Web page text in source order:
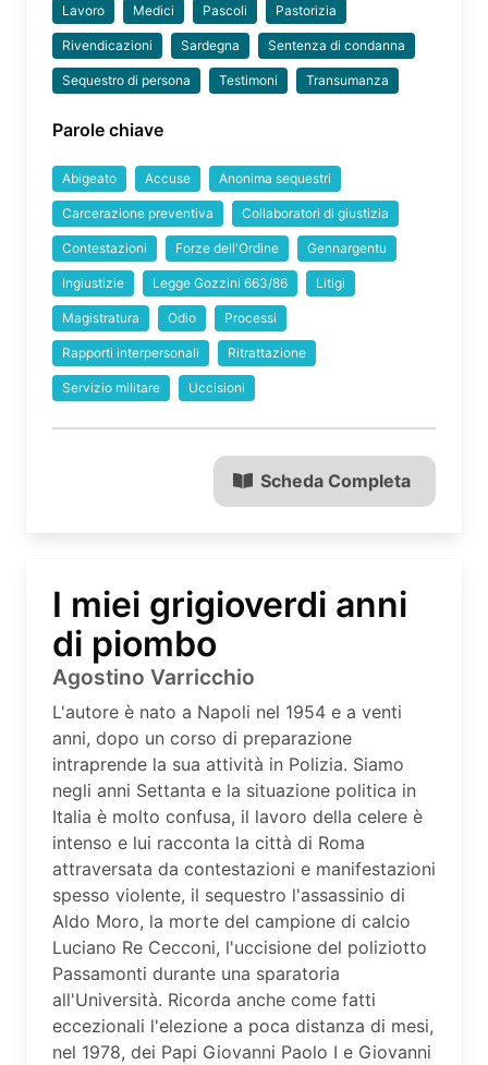
Lavoro Medici Pascoli Pastorizia
Rivendicazioni Sardegna Sentenza di condanna
Sequestro di persona Testimoni Transumanza
Parole chiave
Abigeato Accuse Anonima sequestri
Carcerazione preventiva Collaboratori di giustizia
Contestazioni Forze dell'Ordine Gennargentu
Ingiustizie Legge Gozzini 663/86 Litigi
Magistratura Odio Processi
Rapporti interpersonali Ritrattazione
Servizio militare Uccisioni
Scheda Completa
I miei grigioverdi anni
di piombo
Agostino Varricchio
L'autore è nato a Napoli nel 1954 e a venti
anni, dopo un corso di preparazione
intraprende la sua attività in Polizia. Siamo
negli anni Settanta e la situazione politica in
Italia è molto confusa, il lavoro della celere è
intenso e lui racconta la città di Roma
attraversata da contestazioni e manifestazioni
spesso violente, il sequestro l'assassinio di
Aldo Moro, la morte del campione di calcio
Luciano Re Cecconi, l'uccisione del poliziotto
Passamonti durante una sparatoria
all'Università. Ricorda anche come fatti
eccezionali l'elezione a poca distanza di mesi,
nel 1978, dei Papi Giovanni Paolo I e Giovanni